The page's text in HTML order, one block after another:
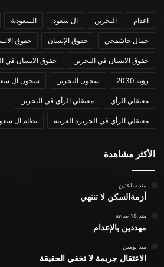
اعدام البحرين ال سعود السعودية
جمال خاشقجي حقوق الإنسان حقوق
حقوق الانسان في البحرين حقوق الانسان في
رؤية 2030 سجون البحرين سجون ال
معتقلي الرأي معتقلي الرأي في البحرين
معتقلي الرأي في الجزيرة العربية نظام ال
الأكثر مشاهدة
منذ ساعتين
أزمةالسكن لا تنتهي
منذ 18 ساعة
مهددين بالإعدام
منذ يومين
الاعتقال جريمة لا تخفي الحقيقة